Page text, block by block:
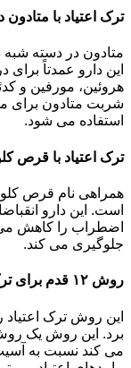
ترک اعتیاد با متادون
متادون در دسته شبه
این دارو عمدتاً برای
هروئین، مورفین و
شربت متادون برای
استفاده می شود.
ترک اعتیاد با قرص
همراهی نام قرص
است. این دارو
اضطراب را کاهش
جلوگیری می کند.
روش ۱۲ قدم برای ترک اعتیاد در طالقان
این روش ترک اعتیاد
برد. این روش یک
می کند نسبت به آسیب